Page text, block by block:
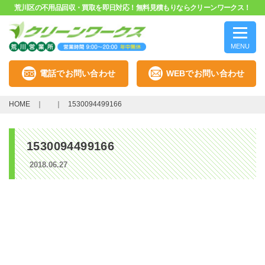
荒川区の不用品回収・買取を即日対応！無料見積もりならクリーンワークス！
MENU
電話でお問い合わせ WEBでお問い合わせ
HOME 1530094499166
1530094499166
2018.06.27